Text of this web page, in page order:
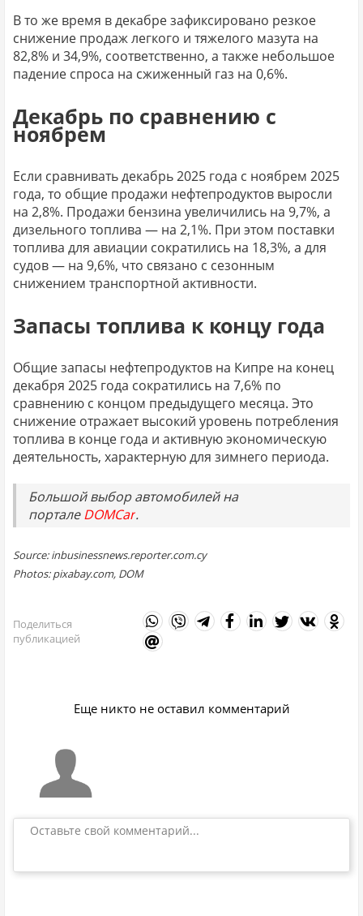
В то же время в декабре зафиксировано резкое
снижение продаж легкого и тяжелого мазута на
82,8% и 34,9%, соответственно, а также небольшое
падение спроса на сжиженный газ на 0,6%.
Декабрь по сравнению с
ноябрем
Если сравнивать декабрь 2025 года с ноябрем 2025
года, то общие продажи нефтепродуктов выросли
на 2,8%. Продажи бензина увеличились на 9,7%, а
дизельного топлива — на 2,1%. При этом поставки
топлива для авиации сократились на 18,3%, а для
судов — на 9,6%, что связано с сезонным
снижением транспортной активности.
Запасы топлива к концу года
Общие запасы нефтепродуктов на Кипре на конец
декабря 2025 года сократились на 7,6% по
сравнению с концом предыдущего месяца. Это
снижение отражает высокий уровень потребления
топлива в конце года и активную экономическую
деятельность, характерную для зимнего периода.
Большой выбор автомобилей на
порталеDOMCar.
Source: inbusinessnews.reporter.com.cy
Photos: pixabay.com, DOM
Поделиться
публикацией
Еще никто не оставил комментарий
Оставьте свой комментарий...